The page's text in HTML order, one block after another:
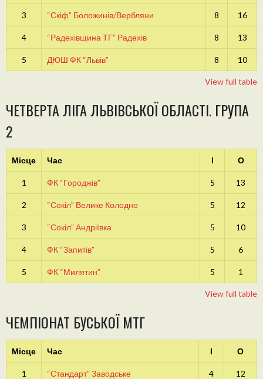
3 “Скіф” Боложинів/Вербляни 8 16
4 “Радехівщина ТГ” Радехів 8 13
5 ДЮШ ФК “Львів” 8 10
View full table
ЧЕТВЕРТА ЛІГА ЛЬВІВСЬКОЇ ОБЛАСТІ. ГРУПА
2
Місце Час І О
1 ФК “Городжів” 5 13
2 “Сокіл” Велике Колодно 5 12
3 “Сокіл” Андріївка 5 10
4 ФК “Запитів” 5 6
5 ФК “Милятин” 5 1
View full table
ЧЕМПІОНАТ БУСЬКОЇ МТГ
Місце Час І О
1 “Стандарт” Заводське 4 12